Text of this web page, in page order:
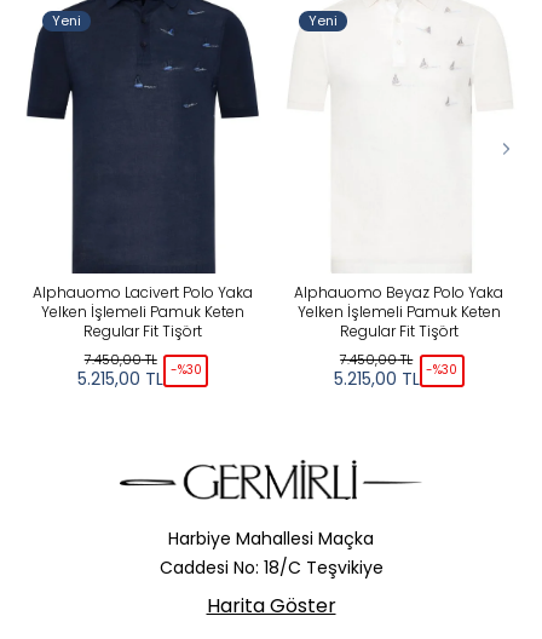
Yeni
Alphauomo Lacivert Polo Yaka
Yelken İşlemeli Pamuk Keten
Regular Fit Tişört
7.450,00TL
5.215,00 TL -%30
Yeni
Alphauomo Beyaz Polo Yaka
Yelken İşlemeli Pamuk Keten
Regular Fit Tişört
7.450,00TL
5.215,00 TL -%30
Harbiye Mahallesi Maçka
Caddesi No: 18/C Teşvikiye
Harita Göster